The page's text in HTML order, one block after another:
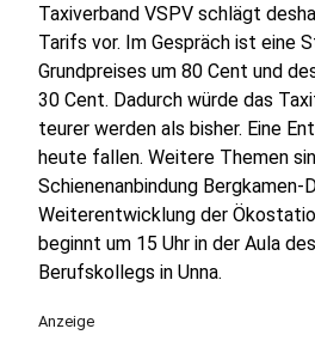
Taxiverband VSPV schlägt
Tarifs vor. Im Gespräch ist eine
Grundpreises um 80 Cent und
30 Cent. Dadurch würde das
teurer werden als bisher. Eine
heute fallen. Weitere Themen
Schienenanbindung Bergkamen-
Weiterentwicklung der
beginnt um 15 Uhr in der Aula
Berufskollegs in Unna.
Anzeige